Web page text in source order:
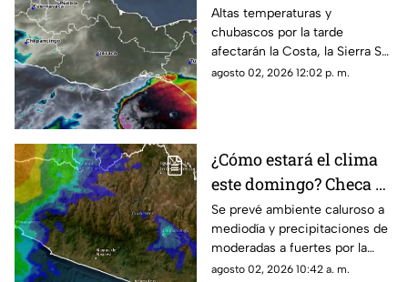
que esperan lluvias y
calor
Altas temperaturas y
chubascos por la tarde
afectarán la Costa, la Sierra Sur
e Istmo durante la jornada.
agosto 02, 2026 12:02 p. m.
¿Cómo estará el clima
este domingo? Checa el
pronóstico para
Guerrero
Se prevé ambiente caluroso a
mediodía y precipitaciones de
moderadas a fuertes por la
tarde, acompañadas por
agosto 02, 2026 10:42 a. m.